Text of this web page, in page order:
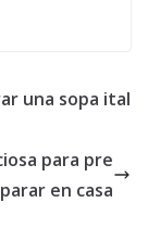
una sopa ital
para pre
parar en casa